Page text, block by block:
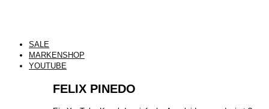
SALE
MARKENSHOP
YOUTUBE
FELIX PINEDO